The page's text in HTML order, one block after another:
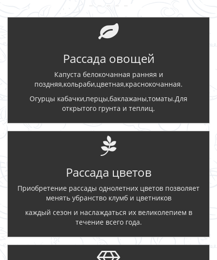
Рассада овощей
Капуста белокочанная ранняя и
поздняя,кольраби,цветная,краснокочанная.
Огурцы кабачки,перцы,баклажаны,томаты.Для
открытого грунта и теплиц.
Рассада цветов
Приобретение рассады однолетних цветов позволяет
менять убранство клумб и цветников
каждый сезон и наслаждаться их великолепием в
течение всего года.